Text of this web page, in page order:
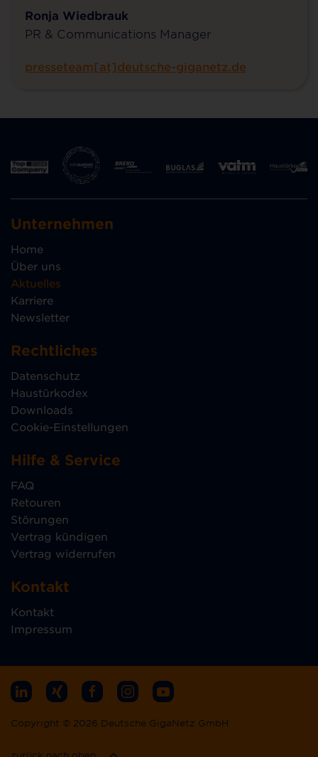
Ronja Wiedbrauk
PR & Communications Manager
presseteam[at]deutsche-giganetz.de
Unternehmen
Home
Über uns
Aktuelles
Karriere
Newsletter
Rechtliches
Datenschutz
Haustürkodex
Downloads
Cookie-Einstellungen
Hilfe & Service
FAQ
Retouren
Störungen
Vertrag kündigen
Vertrag widerrufen
Kontakt
Kontakt
Impressum
Copyright © 2026 Deutsche GigaNetz GmbH
zurück nach oben